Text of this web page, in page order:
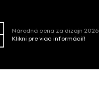
Národná cena za dizajn 2026
Klikni pre viac informácií!